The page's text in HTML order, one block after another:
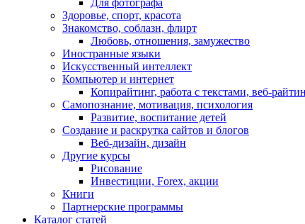
Здоровье, спорт, красота
Знакомство, соблазн, флирт
Любовь, отношения, замужество
Иностранные языки
Искусственный интеллект
Компьютер и интернет
Копирайтинг, работа с текстами, веб-
Самопознание, мотивация, психология
Развитие, воспитание детей
Создание и раскрутка сайтов и блогов
Веб-дизайн, дизайн
Другие курсы
Рисование
Инвестиции, Forex, акции
Книги
Партнерские программы
Каталог статей